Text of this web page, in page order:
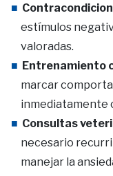
estímulos
valoradas.
Entrenamiento
marcar
inmediatamente
Consultas
necesario
manejar la